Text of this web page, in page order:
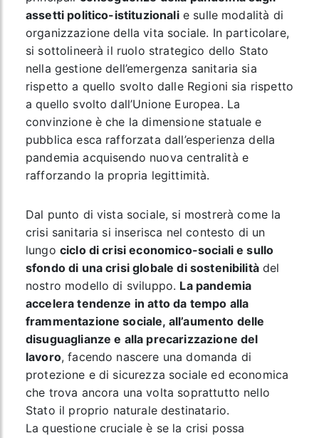
assetti politico-istituzionalie sulle modalità di
organizzazione della vita sociale. In particolare,
si sottolineerà il ruolo strategico dello Stato
nella gestione dell’emergenza sanitaria sia
rispetto a quello svolto dalle Regioni sia rispetto
a quello svolto dall’Unione Europea. La
convinzione è che la dimensione statuale e
pubblica esca rafforzata dall’esperienza della
pandemia acquisendo nuova centralità e
rafforzando la propria legittimità.
Dal punto di vista sociale, si mostrerà come la
crisi sanitaria si inserisca nel contesto di un
lungo ciclo di crisi economico-sociali e sullo
sfondo di una crisi globale di sostenibilitàdel
nostro modello di sviluppo. La pandemia
accelera tendenze in atto da tempo alla
frammentazione sociale, all’aumento delle
disuguaglianze e alla precarizzazione del
lavoro, facendo nascere una domanda di
protezione e di sicurezza sociale ed economica
che trova ancora una volta soprattutto nello
Stato il proprio naturale destinatario.
La questione cruciale è se la crisi possa